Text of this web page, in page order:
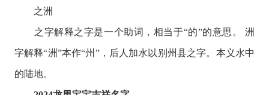
之洲
之字解释之字是一个助词，相当于“的”的意思。 洲
字解释“洲”本作“州”，后人加水以别州县之字。本义水中
的陆地。